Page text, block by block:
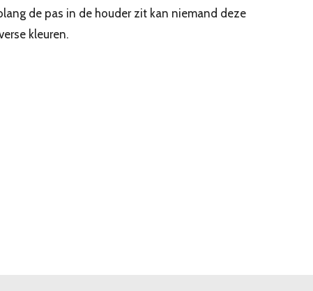
de pas in de houder zit kan niemand deze
kleuren.